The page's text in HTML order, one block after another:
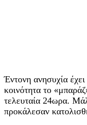
Έντονη ανησυχία
κοινότητα το
τελευταία 24ωρα.
προκάλεσαν